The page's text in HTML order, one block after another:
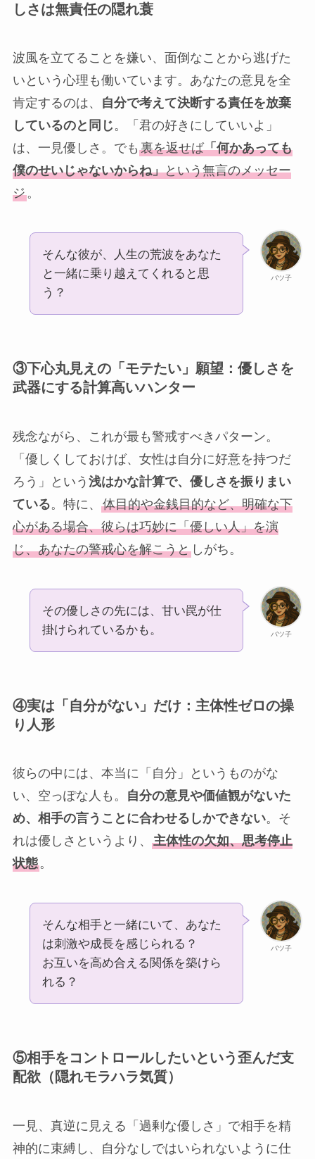
しさは無責任の隠れ蓑
波風を立てることを嫌い、面倒なことから逃げた
いという心理も働いています。あなたの意見を全
肯定するのは、
自分で考えて決断する責任を放棄
しているのと同じ。「君の好きにしていいよ」
は、一見優しさ。でも 裏を返せば「何かあっても
僕のせいじゃないからね」という無言のメッセー
ジ。
バツ子
そんな彼が、人生の荒波をあなた
と一緒に乗り越えてくれると思
う？
③下心丸見えの「モテたい」願望：優しさを
武器にする計算高いハンター
残念ながら、これが最も警戒すべきパターン。
「優しくしておけば、女性は自分に好意を持つだ
ろう」という 浅はかな計算で、優しさを振りまい
ている。特に、 体目的や金銭目的など、明確な下
心がある場合、彼らは巧妙に「優しい人」を演
じ、あなたの警戒心を解こうとしがち。
バツ子
その優しさの先には、甘い罠が仕
掛けられているかも。
④実は「自分がない」だけ：主体性ゼロの操
り人形
彼らの中には、本当に「自分」というものがな
い、空っぽな人も。
自分の意見や価値観がないた
め、相手の言うことに合わせるしかできない。そ
れは優しさというより、 主体性の欠如、思考停止
状態。
バツ子
そんな相手と一緒にいて、あなた
は刺激や成長を感じられる？
お互いを高め合える関係を築けら
れる？
⑤相手をコントロールしたいという歪んだ支
配欲（隠れモラハラ気質）
一見、真逆に見える「過剰な優しさ」で相手を精
神的に束縛し、自分なしではいられないように仕